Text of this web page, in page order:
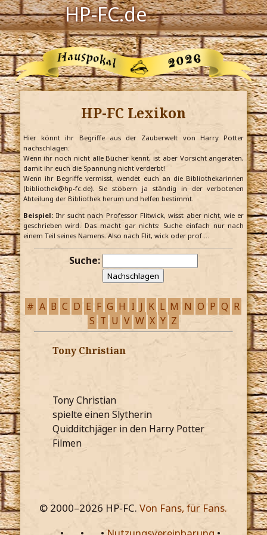
HP-FC.de
Navigation
Harry Potter
Der HP-FC
Hogwarts
Zauberwelt
Willkommen
Jetzt Fanclub-Mitglied werden!
HP-FC Lexikon
Hier könnt ihr Begriffe aus der Zauberwelt von Harry Potter
nachschlagen.
Wenn ihr noch nicht alle Bücher kennt, ist aber Vorsicht angeraten,
damit ihr euch die Spannung nicht verderbt!
Wenn ihr Begriffe vermisst, wendet euch an die Bibliothekarinnen
(bibliothek@hp-fc.de). Sie stöbern ja ständig in der verbotenen
Abteilung der Bibliothek herum und helfen bestimmt.
Beispiel:Ihr sucht nach Professor Flitwick, wisst aber nicht, wie er
geschrieben wird. Das macht gar nichts: Suche einfach nur nach
einem Teil seines Namens. Also nach Flit, wick oder prof …
Suche:
# A B C D E F G H I J K L M N O P Q R
S T U V W X Y Z
Tony Christian
Tony Christian
spielte einen Slytherin
Quidditchjäger in den Harry Potter
Filmen
© 2000–2026 HP-FC.Von Fans, für Fans.